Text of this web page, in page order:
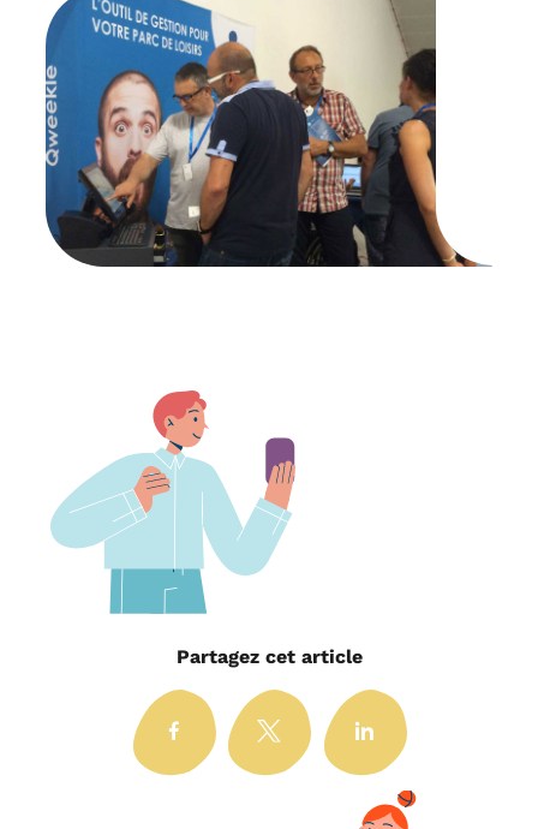
Partagez cet article